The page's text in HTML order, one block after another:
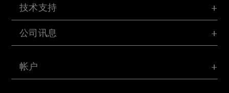
帐户
技术支持
公司讯息